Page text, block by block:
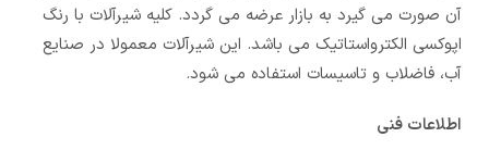
آن صورت می گیرد به بازار عرضه می گردد. کلیه شیرآلات با رنگ
اپوکسی الکترواستاتیک می باشد. این شیرآلات معمولا در صنایع
آب، فاضلاب و تاسیسات استفاده می شود.
اطلاعات فنی